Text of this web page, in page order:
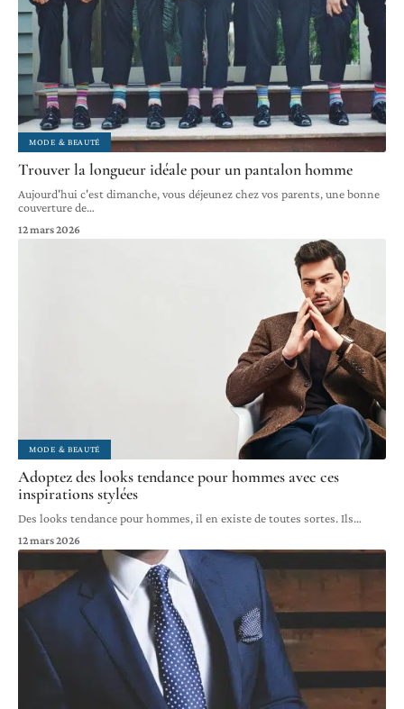
MODE & BEAUTÉ
Trouver la longueur idéale pour un pantalon homme
Aujourd'hui c'est dimanche, vous déjeunez chez vos parents, une bonne
couverture de…
12 mars 2026
MODE & BEAUTÉ
Adoptez des looks tendance pour hommes avec ces
inspirations stylées
Des looks tendance pour hommes, il en existe de toutes sortes. Ils…
12 mars 2026